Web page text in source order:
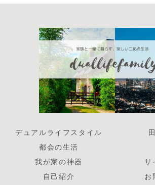
デュアルライフスタイル
都会の生活
我が家の神器
サ
自己紹介
お